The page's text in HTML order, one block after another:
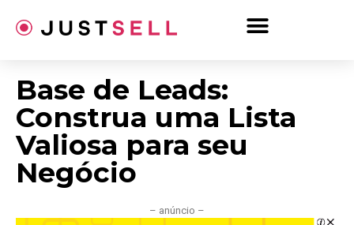
para
Base de Leads:
Construa uma Lista
Valiosa para seu
Negócio
– anúncio –